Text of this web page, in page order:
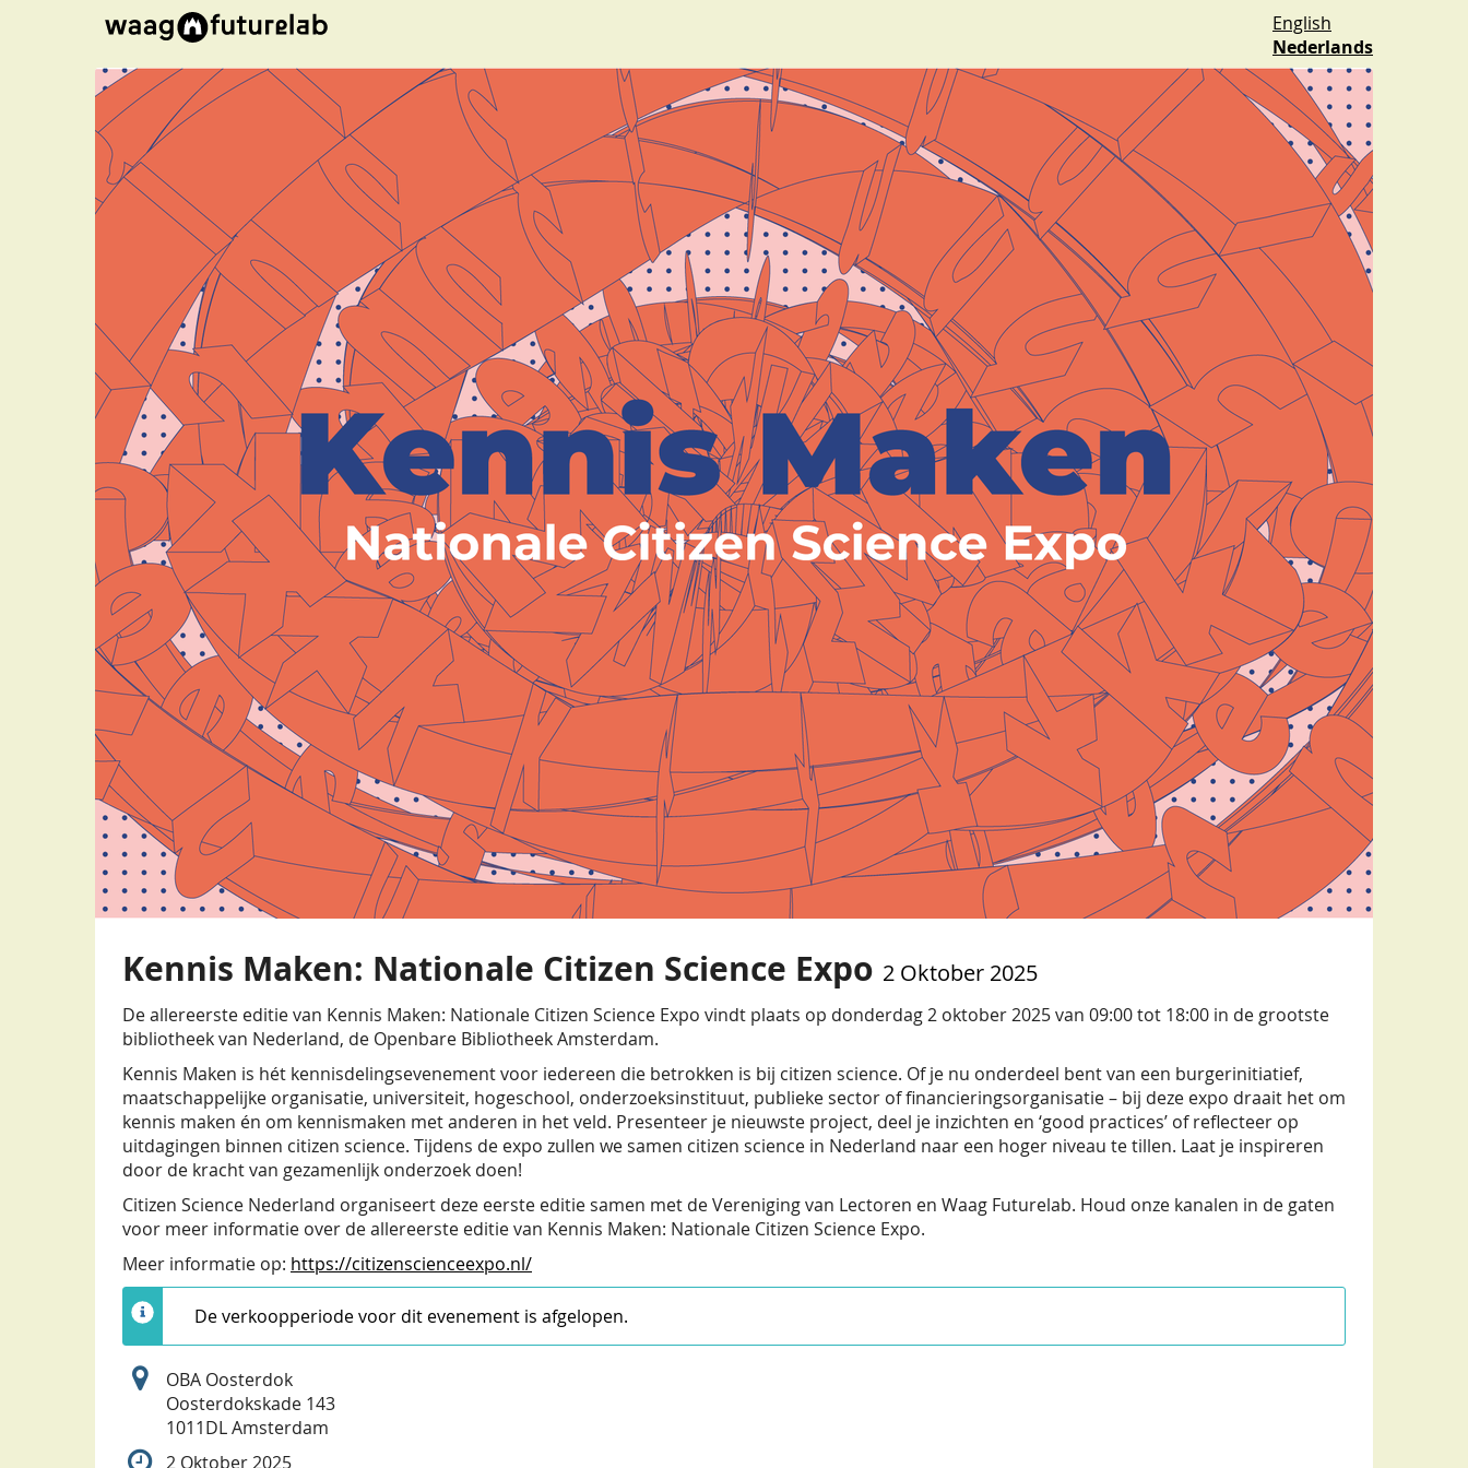
English
Nederlands
Kennis Maken: Nationale Citizen Science Expo 2 Oktober 2025
De allereerste editie van Kennis Maken: Nationale Citizen Science Expo vindt plaats op donderdag 2 oktober 2025 van 09:00 tot 18:00 in de grootste
bibliotheek van Nederland, de Openbare Bibliotheek Amsterdam.
Kennis Maken is hét kennisdelingsevenement voor iedereen die betrokken is bij citizen science. Of je nu onderdeel bent van een burgerinitiatief,
maatschappelijke organisatie, universiteit, hogeschool, onderzoeksinstituut, publieke sector of financieringsorganisatie – bij deze expo draait het om
kennis maken én om kennismaken met anderen in het veld. Presenteer je nieuwste project, deel je inzichten en ‘good practices’ of reflecteer op
uitdagingen binnen citizen science. Tijdens de expo zullen we samen citizen science in Nederland naar een hoger niveau te tillen. Laat je inspireren
door de kracht van gezamenlijk onderzoek doen!
Citizen Science Nederland organiseert deze eerste editie samen met de Vereniging van Lectoren en Waag Futurelab. Houd onze kanalen in de gaten
voor meer informatie over de allereerste editie van Kennis Maken: Nationale Citizen Science Expo.
Meer informatie op: https://citizenscienceexpo.nl/
De verkoopperiode voor dit evenement is afgelopen.
OBA Oosterdok
Oosterdokskade 143
1011DL Amsterdam
2 Oktober 2025